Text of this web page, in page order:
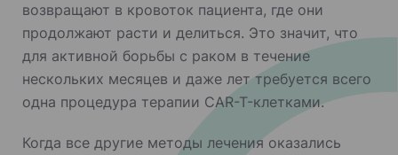
возвращают в кровоток пациента, где они
продолжают расти и делиться. Это значит, что
для активной борьбы с раком в течение
нескольких месяцев и даже лет требуется всего
одна процедура терапии CAR-T-клетками.
Когда все другие методы лечения оказались